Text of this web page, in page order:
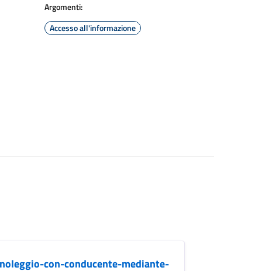
Argomenti:
Accesso all'informazione
con-conducente-mediante-